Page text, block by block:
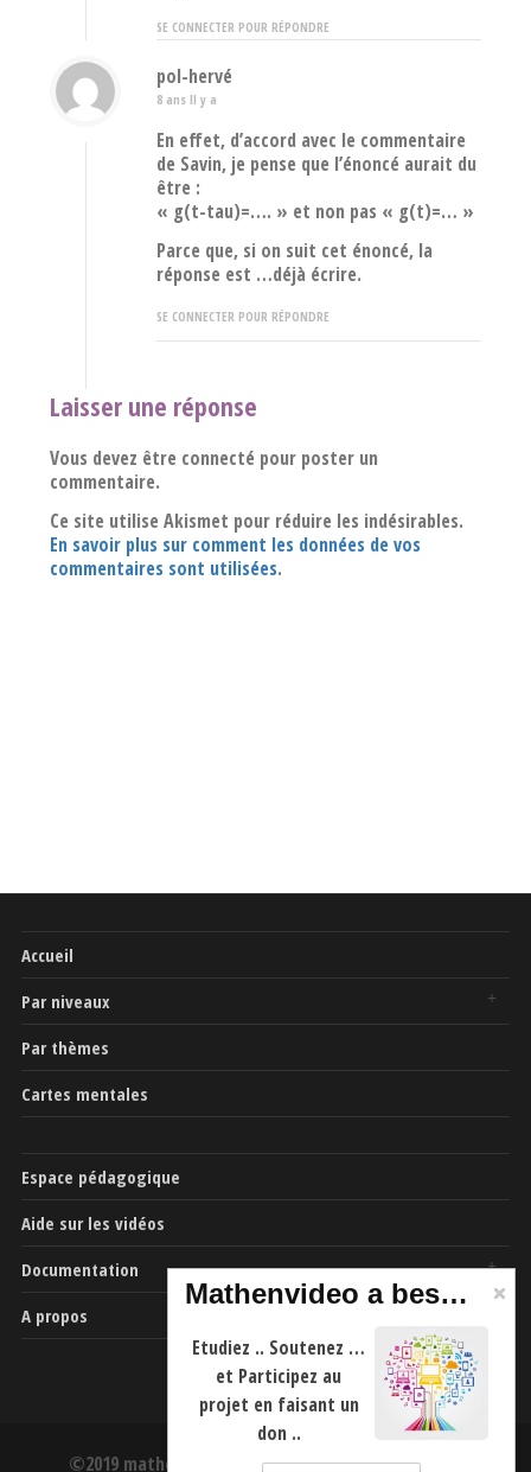
SE CONNECTER POUR RÉPONDRE
pol-hervé
8 ans Il y a
En effet, d’accord avec le commentaire
de Savin, je pense que l’énoncé aurait du
être :
« g(t-tau)=…. » et non pas « g(t)=… »
Parce que, si on suit cet énoncé, la
réponse est …déjà écrire.
SE CONNECTER POUR RÉPONDRE
Laisser une réponse
Vous devez être connecté pour poster un
commentaire.
Ce site utilise Akismet pour réduire les indésirables.
En savoir plus sur comment les données de vos
commentaires sont utilisées.
Accueil
Par niveaux
Par thèmes
Cartes mentales
Espace pédagogique
Aide sur les vidéos
Documentation
A propos
©2019 mathenvideo.fr -CGU-Mentions Légales
Mathenvideo a besoin de vous
Etudiez .. Soutenez …
et Participez au
projet en faisant un
don ..